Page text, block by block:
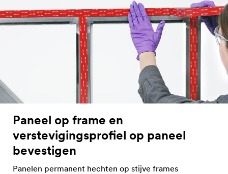
Paneel op frame en
verstevigingsprofiel op paneel
bevestigen
Panelen permanent hechten op stijve frames